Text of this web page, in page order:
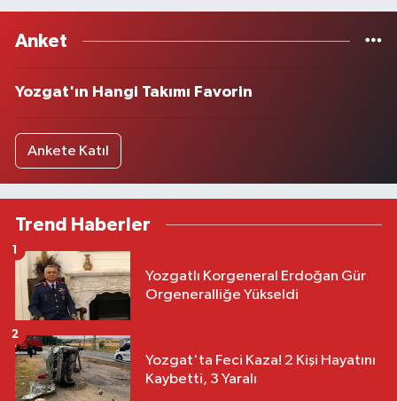
Anket
Yozgat'ın Hangi Takımı Favorin
Ankete Katıl
Trend Haberler
Yozgatlı Korgeneral Erdoğan Gür
Orgeneralliğe Yükseldi
1
Yozgat'ta Feci Kaza! 2 Kişi Hayatını
Kaybetti, 3 Yaralı
2